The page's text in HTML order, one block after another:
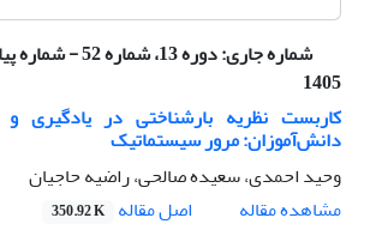
شماره جاری:
1405
کاربست نظریه بار‌شناختی در یادگیری
دانش‌آموزان: مرور سیستماتیک
وحید احمدی، سعیده صالحی، راضیه حاجیان
مشاهده مقاله
اصل مقاله 350.92 K